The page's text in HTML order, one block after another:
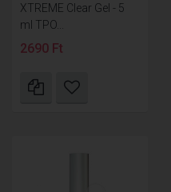
XTREME Clear Gel - 5
ml TPO...
2690 Ft